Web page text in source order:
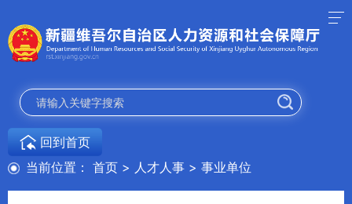
当前位置： 首页 > 人才人事 > 事业单位
回到首页